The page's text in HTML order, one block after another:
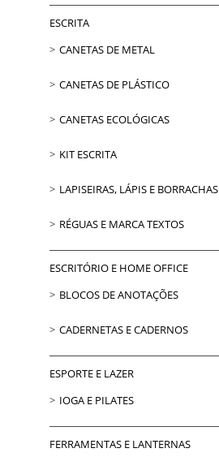
ESCRITA
CANETAS DE METAL
CANETAS DE PLÁSTICO
CANETAS ECOLÓGICAS
KIT ESCRITA
LAPISEIRAS, LÁPIS E BORRACHAS
RÉGUAS E MARCA TEXTOS
ESCRITÓRIO E HOME OFFICE
BLOCOS DE ANOTAÇÕES
CADERNETAS E CADERNOS
ESPORTE E LAZER
IOGA E PILATES
FERRAMENTAS E LANTERNAS